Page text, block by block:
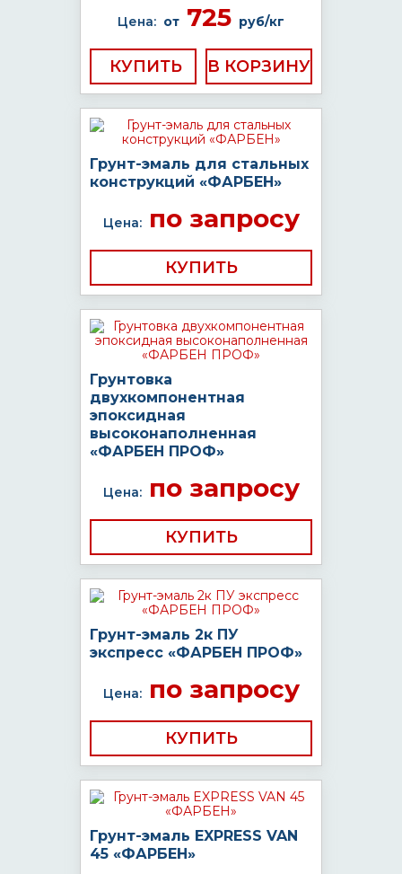
Цена: от 725 руб/кг
КУПИТЬ
Грунт-эмаль для стальных
конструкций «ФАРБЕН»
Цена:по запросу
КУПИТЬ
Грунтовка
двухкомпонентная
эпоксидная
высоконаполненная
«ФАРБЕН ПРОФ»
Цена:по запросу
КУПИТЬ
Грунт-эмаль 2к ПУ
экспресс «ФАРБЕН ПРОФ»
Цена:по запросу
КУПИТЬ
Грунт-эмаль EXPRESS VAN
45 «ФАРБЕН»